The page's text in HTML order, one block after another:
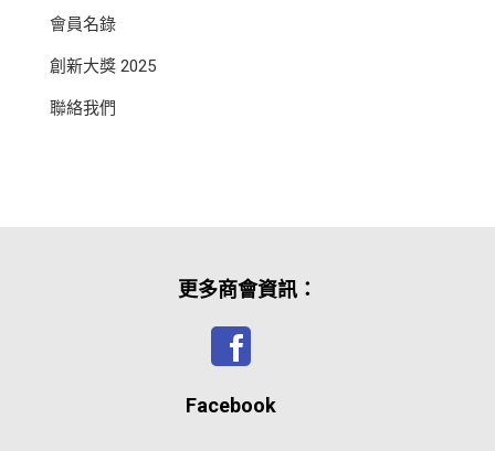
會員名錄
創新大獎 2025
聯絡我們
更多商會資訊：
Facebook